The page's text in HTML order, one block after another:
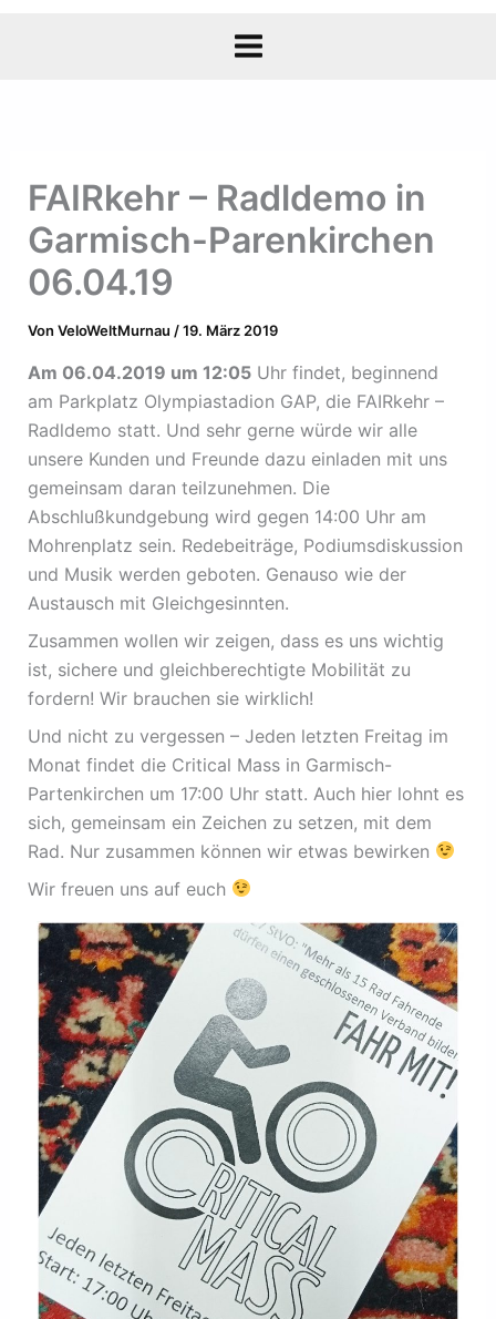
FAIRkehr – Radldemo in
Garmisch-Parenkirchen
06.04.19
Von VeloWeltMurnau /19. März 2019
Am 06.04.2019 um 12:05Uhr findet, beginnend
am Parkplatz Olympiastadion GAP, die FAIRkehr –
Radldemo statt. Und sehr gerne würde wir alle
unsere Kunden und Freunde dazu einladen mit uns
gemeinsam daran teilzunehmen. Die
Abschlußkundgebung wird gegen 14:00 Uhr am
Mohrenplatz sein. Redebeiträge, Podiumsdiskussion
und Musik werden geboten. Genauso wie der
Austausch mit Gleichgesinnten.
Zusammen wollen wir zeigen, dass es uns wichtig
ist, sichere und gleichberechtigte Mobilität zu
fordern! Wir brauchen sie wirklich!
Und nicht zu vergessen – Jeden letzten Freitag im
Monat findet die Critical Mass in Garmisch-
Partenkirchen um 17:00 Uhr statt. Auch hier lohnt es
sich, gemeinsam ein Zeichen zu setzen, mit dem
Rad. Nur zusammen können wir etwas bewirken
Wir freuen uns auf euch